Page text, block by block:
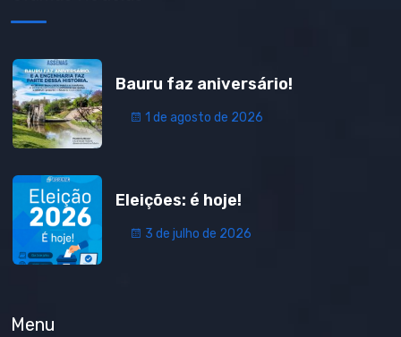
Bauru faz aniversário!
1 de agosto de 2026
Eleições: é hoje!
3 de julho de 2026
Menu